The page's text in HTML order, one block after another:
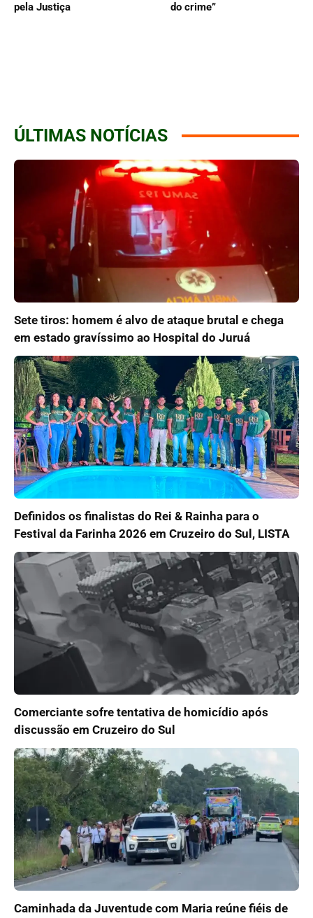
pela Justiça
do crime”
ÚLTIMAS NOTÍCIAS
Sete tiros: homem é alvo de ataque brutal e chega
em estado gravíssimo ao Hospital do Juruá
Definidos os finalistas do Rei & Rainha para o
Festival da Farinha 2026 em Cruzeiro do Sul, LISTA
Comerciante sofre tentativa de homicídio após
discussão em Cruzeiro do Sul
Caminhada da Juventude com Maria reúne fiéis de